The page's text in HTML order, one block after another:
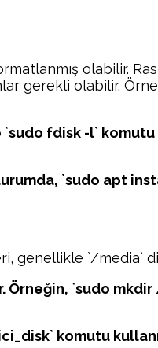
olabilir.
gerekli olabilir.
fdisk -l`
`sudo apt
genellikle `/media`
Örneğin, `sudo
komutu